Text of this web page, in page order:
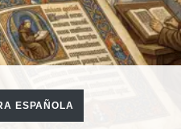
ESPAÑOLA